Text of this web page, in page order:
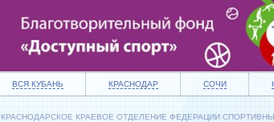
ВСЯ КУБАНЬ КРАСНОДАР СОЧИ
КРАСНОДАРСКОЕ КРАЕВОЕ ОТДЕЛЕНИЕ ФЕДЕРАЦИИ